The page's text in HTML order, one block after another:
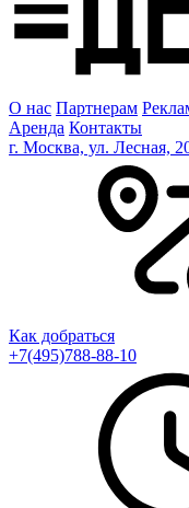
О нас Партнерам
Аренда Контакты
г. Москва, ул. Лесная,
Как добраться
+7(495)788-88-10